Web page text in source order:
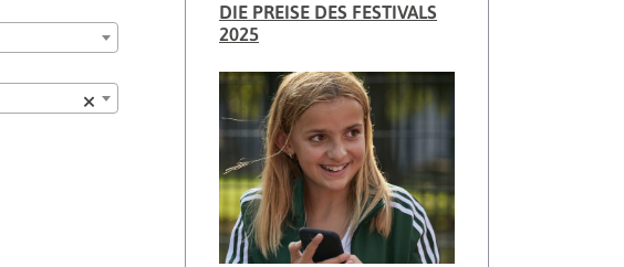
×
DIE PREISE DES FESTIVALS
2025